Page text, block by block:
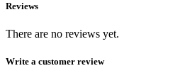
Reviews
There are no reviews yet.
Write a customer review